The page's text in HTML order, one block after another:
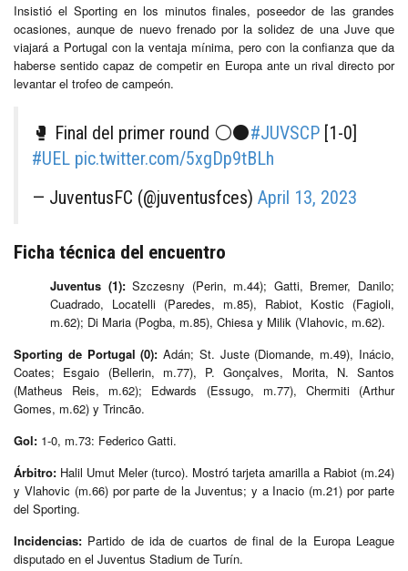
Insistió el Sporting en los minutos finales, poseedor de las grandes
ocasiones, aunque de nuevo frenado por la solidez de una Juve que
viajará a Portugal con la ventaja mínima, pero con la confianza que da
haberse sentido capaz de competir en Europa ante un rival directo por
levantar el trofeo de campeón.
🥊 Final del primer round ⚪️⚫️#JUVSCP [1-0]
#UEL pic.twitter.com/5xgDp9tBLh
— JuventusFC (@juventusfces) April 13, 2023
Ficha técnica del encuentro
Juventus (1):Szczesny (Perin, m.44); Gatti, Bremer, Danilo;
Cuadrado, Locatelli (Paredes, m.85), Rabiot, Kostic (Fagioli,
m.62); Di Maria (Pogba, m.85), Chiesa y Milik (Vlahovic, m.62).
Sporting de Portugal (0): Adán; St. Juste (Diomande, m.49), Inácio,
Coates; Esgaio (Bellerin, m.77), P. Gonçalves, Morita, N. Santos
(Matheus Reis, m.62); Edwards (Essugo, m.77), Chermiti (Arthur
Gomes, m.62) y Trincão.
Gol: 1-0, m.73: Federico Gatti.
Árbitro: Halil Umut Meler (turco). Mostró tarjeta amarilla a Rabiot (m.24)
y Vlahovic (m.66) por parte de la Juventus; y a Inacio (m.21) por parte
del Sporting.
Incidencias: Partido de ida de cuartos de final de la Europa League
disputado en el Juventus Stadium de Turín.